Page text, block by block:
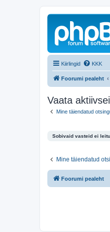
Kiirlingid KKK
Foorumi pealeht
Vaata
Mine täiendatud
Sobivaid vasteid ei
Mine täiendatud
Foorumi pealeht